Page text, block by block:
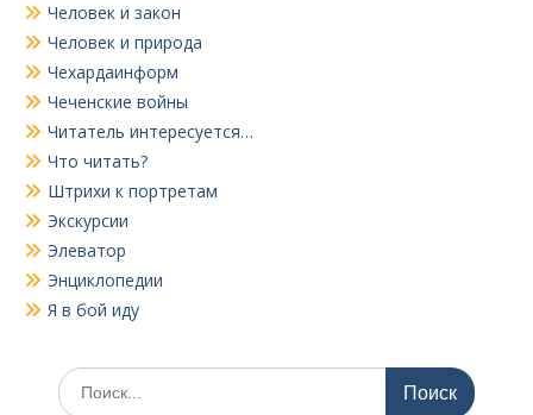
Человек и закон
Человек и природа
Чехардаинформ
Чеченские войны
Читатель интересуется…
Что читать?
Штрихи к портретам
Экскурсии
Элеватор
Энциклопедии
Я в бой иду
Поиск
по: